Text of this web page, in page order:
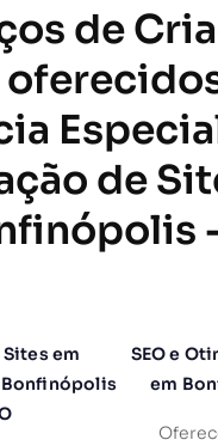
de
de
em
Bonfinópolis
SEO e
em